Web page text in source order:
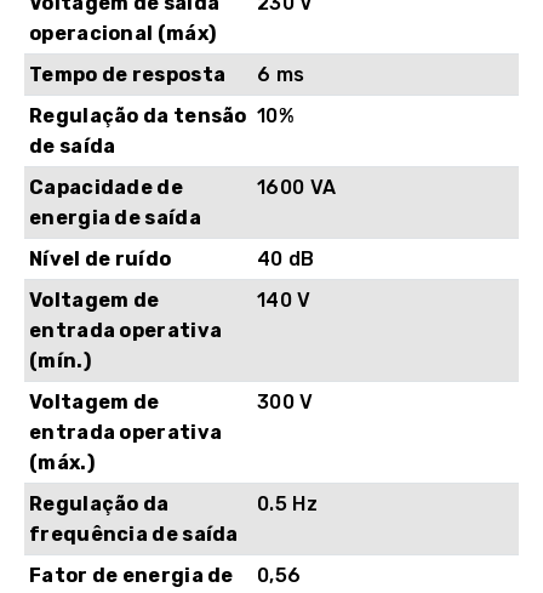
operacional (máx)
Tempo de resposta
6 ms
Regulação da tensão
de saída
10%
Capacidade de
energia de saída
1600 VA
Nível de ruído
40 dB
Voltagem de
entrada operativa
(mín.)
140 V
Voltagem de
entrada operativa
(máx.)
300 V
Regulação da
frequência de saída
0.5 Hz
Fator de energia de
0,56